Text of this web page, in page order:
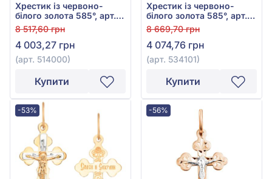
Хрестик із червоно-
білого золота 585°, арт.
514000
8 517,60 грн
4 003,27 грн
(арт. 514000)
Купити
Хрестик із червоно-
білого золота 585°, арт.
534101
8 669,70 грн
4 074,76 грн
(арт. 534101)
Купити
-53% -56%